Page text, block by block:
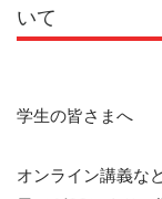
いて
学生の皆さまへ
オンライン講義な